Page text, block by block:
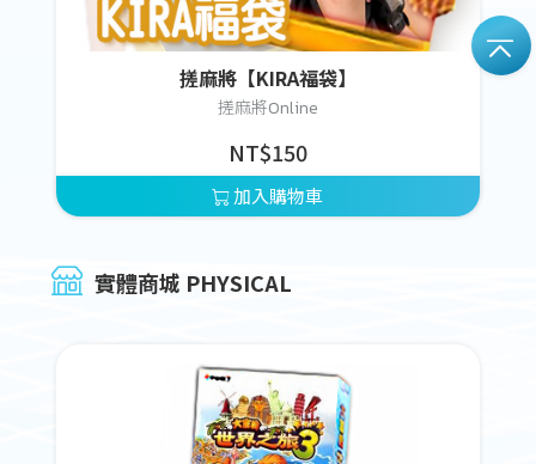
搓麻將【KIRA福袋】
搓麻將Online
NT$150
加入購物車
實體商城 PHYSICAL